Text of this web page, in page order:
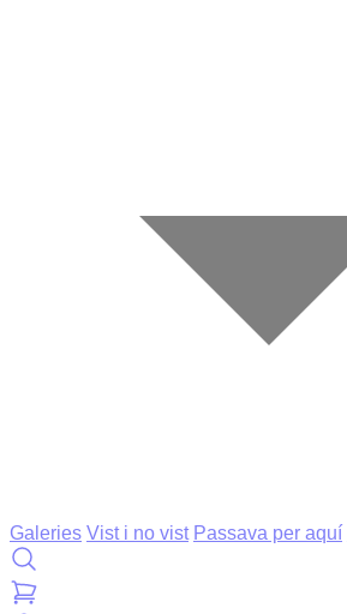
Galeries Vist i no vist Passava per aquí